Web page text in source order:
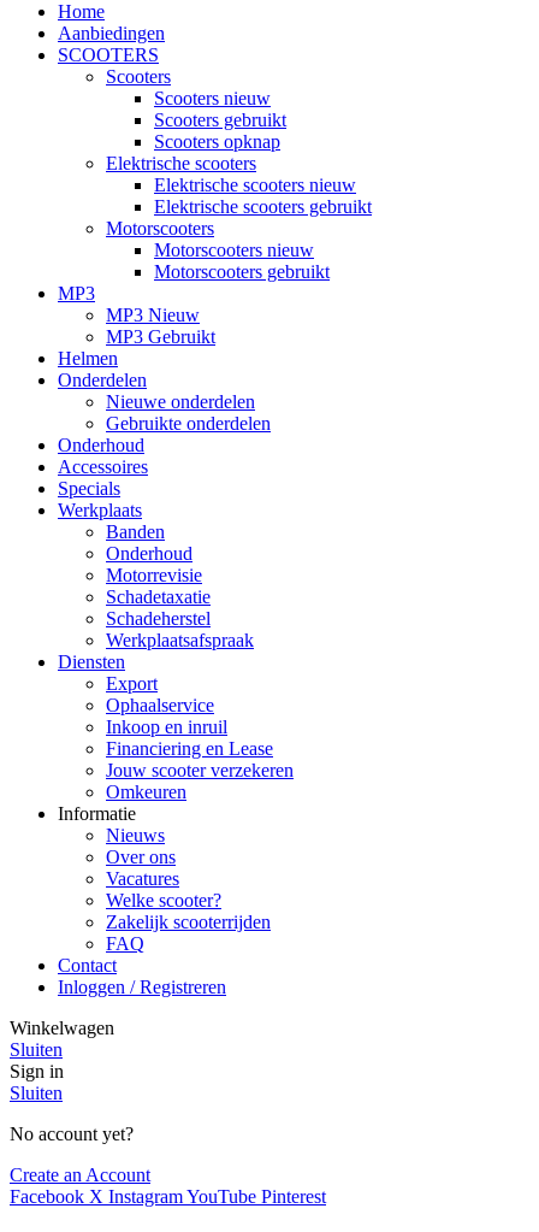
Home
Aanbiedingen
SCOOTERS
Scooters
Scooters nieuw
Scooters gebruikt
Scooters opknap
Elektrische scooters
Elektrische scooters nieuw
Elektrische scooters gebruikt
Motorscooters
Motorscooters nieuw
Motorscooters gebruikt
MP3
MP3 Nieuw
MP3 Gebruikt
Helmen
Onderdelen
Nieuwe onderdelen
Gebruikte onderdelen
Onderhoud
Accessoires
Specials
Werkplaats
Banden
Onderhoud
Motorrevisie
Schadetaxatie
Schadeherstel
Werkplaatsafspraak
Diensten
Export
Ophaalservice
Inkoop en inruil
Financiering en Lease
Jouw scooter verzekeren
Omkeuren
Informatie
Nieuws
Over ons
Vacatures
Welke scooter?
Zakelijk scooterrijden
FAQ
Contact
Inloggen / Registreren
Winkelwagen
Sluiten
Sign in
Sluiten
No account yet?
Create an Account
Facebook X InstagramYouTube Pinterest